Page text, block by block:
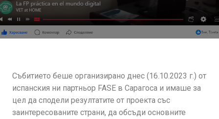
Събитието беше организирано днес (16.10.2023 г.) от
испанския ни партньор FASE в Сарагоса и имаше за
цел да сподели резултатите от проекта със
заинтересованите страни, да обсъди основните